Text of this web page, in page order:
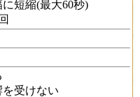
短縮(最大60秒)
受けない